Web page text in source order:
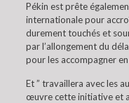
Pékin est prête
internationale pour
durement touchés et
par l’allongement du
pour les accompagner
Et ” travaillera avec les
œuvre cette initiative et